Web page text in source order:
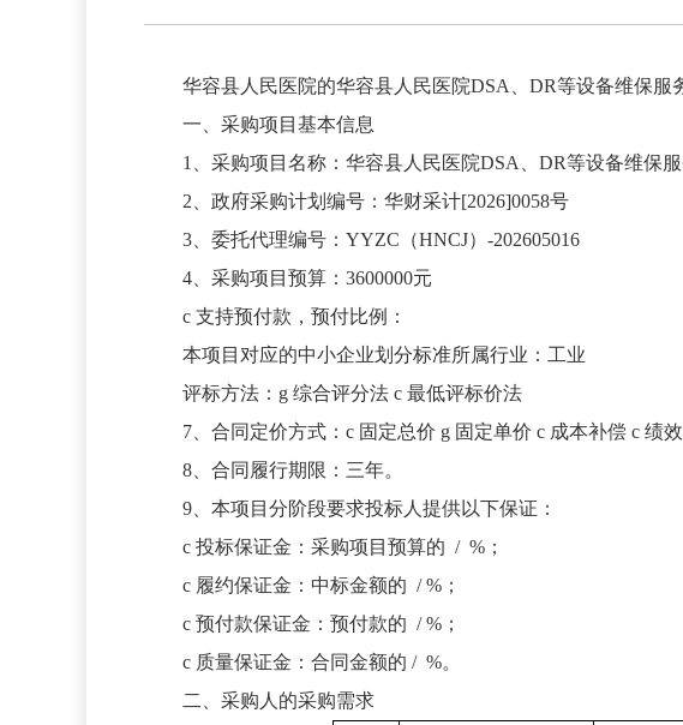
华容县人民医院的华容县人民医院DSA、DR等设备维保服
一、采购项目基本信息
1、采购项目名称：华容县人民医院DSA、DR等设备维保
2、政府采购计划编号：华财采计[2026]0058号
3、委托代理编号：YYZC（HNCJ）-202605016
4、采购项目预算：3600000元
c 支持预付款，预付比例：
本项目对应的中小企业划分标准所属行业：工业
评标方法： g 综合评分法 c 最低评标价法
7、合同定价方式： c 固定总价 g 固定单价 c 成本补偿 c 绩
8、合同履行期限：三年。
9、本项目分阶段要求投标人提供以下保证：
c 投标保证金：采购项目预算的 / %；
c 履约保证金：中标金额的 / %；
c 预付款保证金：预付款的 / %；
c 质量保证金：合同金额的 / %。
二、采购人的采购需求